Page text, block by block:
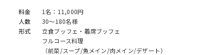
料金
1名：11,000円
人数
30～180名様
形式
立食ブッフェ・着席ブッフェ
フルコース料理
（前菜/スープ/魚メイン/肉メイン/デザート）